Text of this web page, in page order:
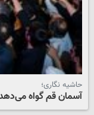
حاشیه نگاری؛
آسمان قم گواه